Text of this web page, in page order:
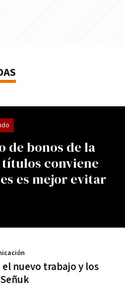
de bonos de la
conviene
es mejor evitar
nuevo trabajo y los